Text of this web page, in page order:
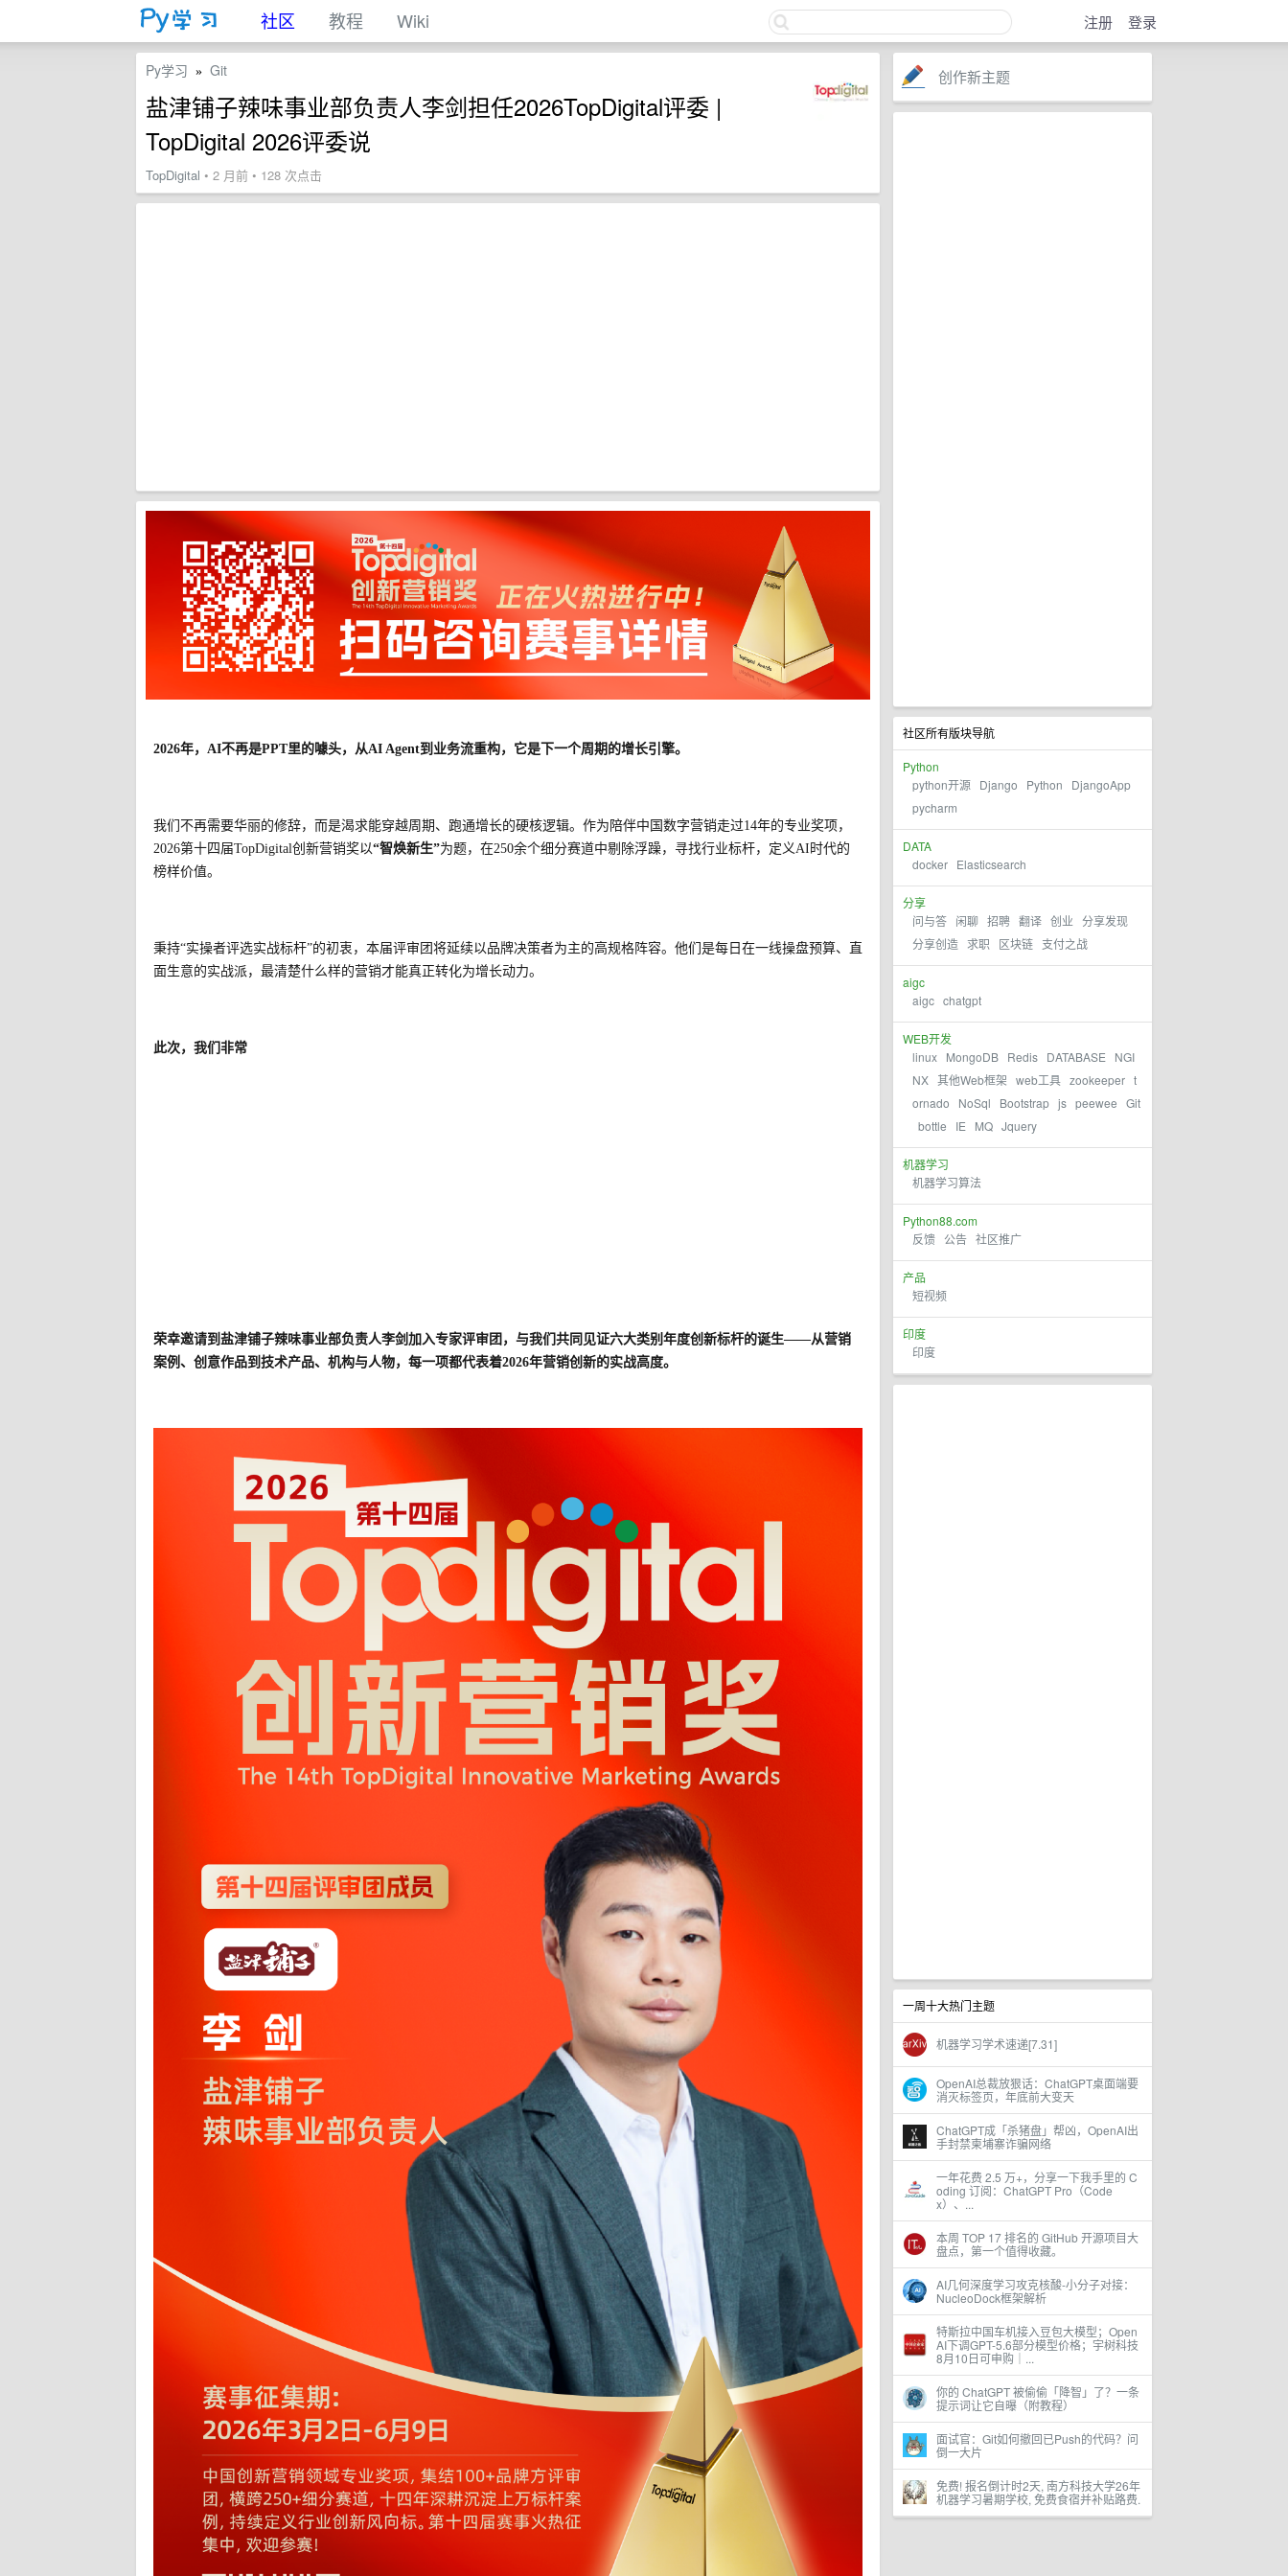
社区 教程 Wiki 注册 登录
创作新主题
社区所有版块导航
Python
python开源 Django Python
DjangoApp
pycharm
DATA
docker Elasticsearch
分享
问与答 闲聊 招聘 翻译 创业 分享发现
分享创造 求职 区块链 支付之战
aigc
aigc chatgpt
WEB开发
linux MongoDB Redis DATABASE
NGI
NX 其他Web框架 web工具 zookeeper t
ornado
NoSql Bootstrap js peewee Git
bottle
IE MQ Jquery
机器学习
机器学习算法
Python88.com
反馈 公告 社区推广
产品
短视频
印度
印度
一周十大热门主题
机器学习学术速递[7.31]
OpenAI总裁放狠话：ChatGPT桌面端要
消灭标签页，年底前大变天
ChatGPT成「杀猪盘」帮凶，OpenAI出
手封禁柬埔寨诈骗网络
一年花费 2.5 万+，分享一下我手里的 C
oding 订阅：ChatGPT Pro（Code
x）、...
本周 TOP 17 排名的 GitHub 开源项目大
盘点，第一个值得收藏。
AI几何深度学习攻克核酸-小分子对接：
NucleoDock框架解析
特斯拉中国车机接入豆包大模型；Open
AI下调GPT-5.6部分模型价格；宇树科技
8月10日可申购｜...
你的 ChatGPT 被偷偷「降智」了？一条
提示词让它自曝（附教程）
面试官：Git如何撤回已Push的代码？问
倒一大片
免费! 报名倒计时2天, 南方科技大学26年
机器学习暑期学校, 免费食宿并补贴路费.
Py学习 » Git
盐津铺子辣味事业部负责人李剑担任2026TopDigital评委 |
TopDigital 2026评委说
TopDigital • 2 月前 • 128 次点击
2026年，AI不再是PPT里的噱头，从AI Agent到业务流重构，它是下一个周期的增长引擎。
我们不再需要华丽的修辞，而是渴求能穿越周期、跑通增长的硬核逻辑。作为陪伴中国数字营销走过14年的专业奖项，
2026第十四届TopDigital创新营销奖以“智焕新生”为题，在250余个细分赛道中剔除浮躁，寻找行业标杆，定义AI时代的
榜样价值。
秉持“实操者评选实战标杆”的初衷， 本届评审团将延续以品牌决策者为主的高规格阵容。他们是每日在一线操盘预算、直
面生意的实战派，最清楚什么样的营销才能真正转化为增长动力。
此次，我们非常
荣幸邀请到 盐津铺子辣味事业部负责人李剑 加入专家评审团，与我们 共同见证六大类别年度创新标杆的诞生——从营销
案例、创意作品到技术产品、机构与人物，每一项都代表着2026年营销创新的实战高度。